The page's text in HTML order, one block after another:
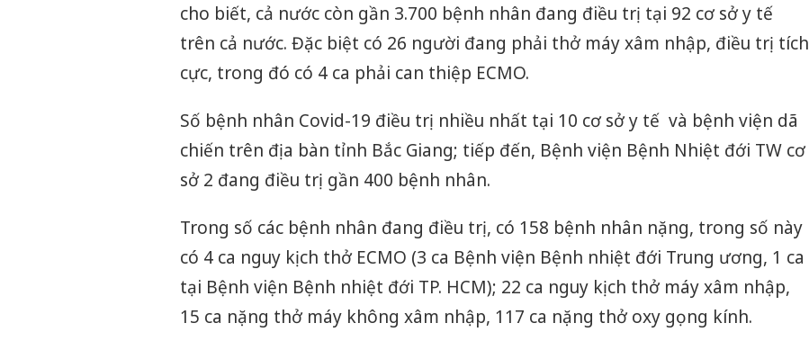
cho biết, cả nước còn gần 3.700 bệnh nhân đang điều trị tại 92 cơ sở y tế
trên cả nước. Đặc biệt có 26 người đang phải thở máy xâm nhập, điều trị tích
cực, trong đó có 4 ca phải can thiệp ECMO.
Số bệnh nhân Covid-19 điều trị nhiều nhất tại 10 cơ sở y tế và bệnh viện dã
chiến trên địa bàn tỉnh Bắc Giang; tiếp đến, Bệnh viện Bệnh Nhiệt đới TW cơ
sở 2 đang điều trị gần 400 bệnh nhân.
Trong số các bệnh nhân đang điều trị, có 158 bệnh nhân nặng, trong số này
có 4 ca nguy kịch thở ECMO (3 ca Bệnh viện Bệnh nhiệt đới Trung ương, 1 ca
tại Bệnh viện Bệnh nhiệt đới TP. HCM); 22 ca nguy kịch thở máy xâm nhập,
15 ca nặng thở máy không xâm nhập, 117 ca nặng thở oxy gọng kính.